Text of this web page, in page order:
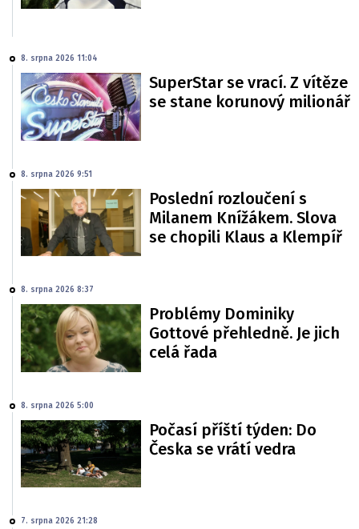
8. srpna 2026 11:04
SuperStar se vrací. Z vítěze
se stane korunový milionář
8. srpna 2026 9:51
Poslední rozloučení s
Milanem Knížákem. Slova
se chopili Klaus a Klempíř
8. srpna 2026 8:37
Problémy Dominiky
Gottové přehledně. Je jich
celá řada
8. srpna 2026 5:00
Počasí příští týden: Do
Česka se vrátí vedra
7. srpna 2026 21:28